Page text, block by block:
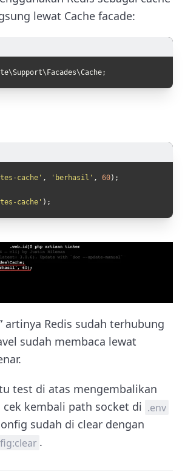
lewat Cache facade:
\Support\Facades\Cache;
cache' , 'berhasil' , 60) ;
cache' ) ;
artinya Redis sudah terhubung
sudah membaca lewat
test di atas mengembalikan
cek kembali path socket di .env
sudah di clear dengan
.